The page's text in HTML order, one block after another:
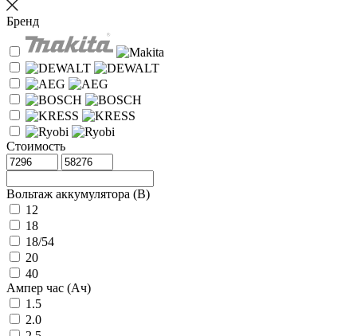
Бренд
Стоимость
Вольтаж аккумулятора (В)
12
18
18/54
20
40
Ампер час (Ач)
1.5
2.0